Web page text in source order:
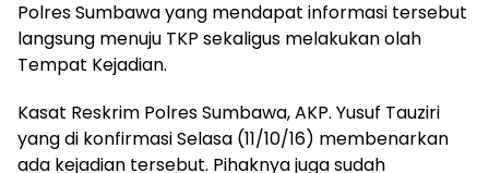
Polres Sumbawa yang mendapat informasi tersebut
langsung menuju TKP sekaligus melakukan olah
Tempat Kejadian.
Kasat Reskrim Polres Sumbawa, AKP. Yusuf Tauziri
yang di konfirmasi Selasa (11/10/16) membenarkan
ada kejadian tersebut. Pihaknya juga sudah